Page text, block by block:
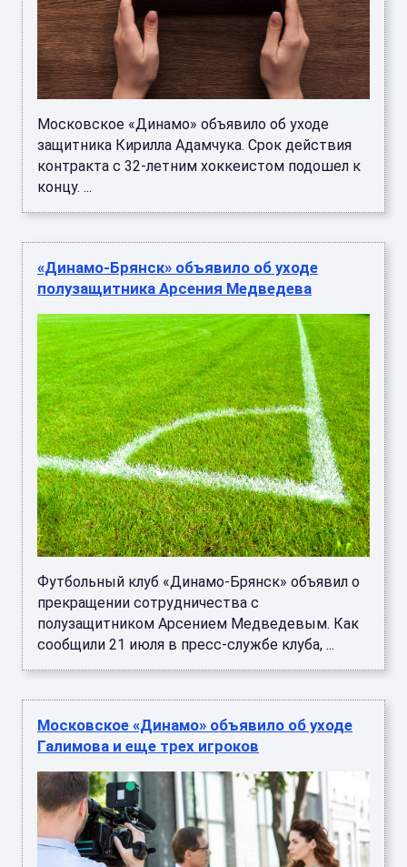
Московское «Динамо» объявило об уходе
защитника Кирилла Адамчука. Срок действия
контракта с 32-летним хоккеистом подошел к
концу. ...
«Динамо-Брянск» объявило об уходе
полузащитника Арсения Медведева
Футбольный клуб «Динамо-Брянск» объявил о
прекращении сотрудничества с
полузащитником Арсением Медведевым. Как
сообщили 21 июля в пресс-службе клуба, ...
Московское «Динамо» объявило об уходе
Галимова и еще трех игроков